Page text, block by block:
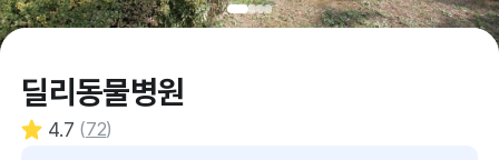
딜리동물병원
4.7 (72)